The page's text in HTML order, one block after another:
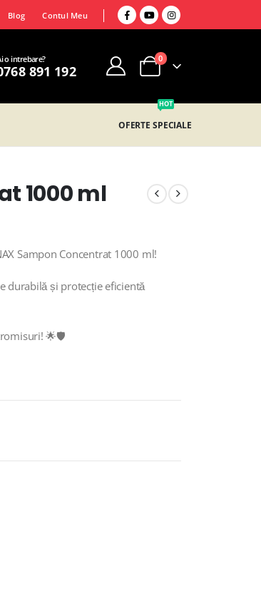
Blog Contul Meu
o intrebare?
891 192
0
OFERTE SPECIALE
HOT
1000 ml
Sampon Concentrat 1000 ml!
durabilă și protecție eficientă
🌟🛡️